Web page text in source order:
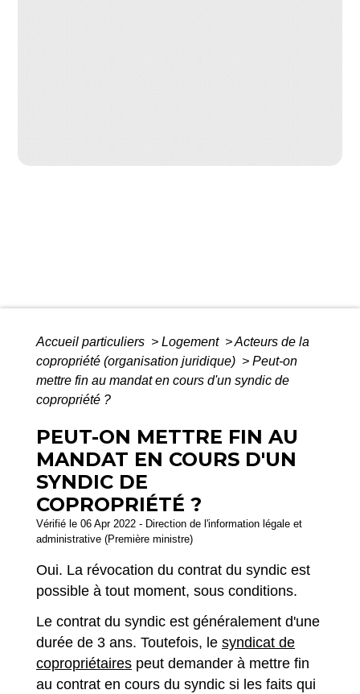
Accueil particuliers > Logement >Acteurs de la
copropriété (organisation juridique) > Peut-on
mettre fin au mandat en cours d'un syndic de
copropriété ?
PEUT-ON METTRE FIN AU
MANDAT EN COURS D'UN
SYNDIC DE
COPROPRIÉTÉ ?
Vérifié le 06 Apr 2022 - Direction de l'information légale et
administrative (Première ministre)
Oui. La révocation du contrat du syndic est
possible à tout moment, sous conditions.
Le contrat du syndic est généralement d'une
durée de 3 ans. Toutefois, le syndicat de
copropriétaires peut demander à mettre fin
au contrat en cours du syndic si les faits qui